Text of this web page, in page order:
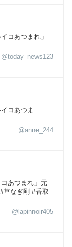
コあつまれ」
@today_news123
コあつま
@anne_244
あつまれ」元
草なぎ剛 #香取
@lapinnoir405